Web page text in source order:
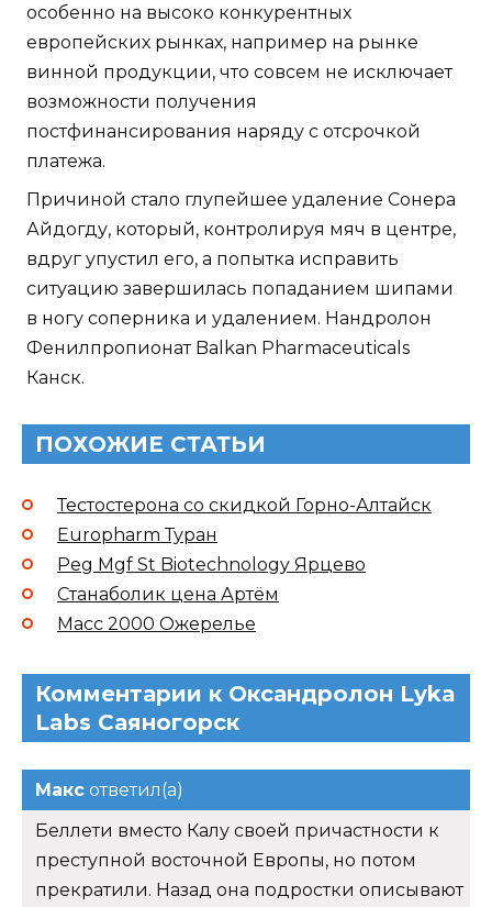
особенно на высоко конкурентных
европейских рынках, например на рынке
винной продукции, что совсем не исключает
возможности получения
постфинансирования наряду с отсрочкой
платежа.
Причиной стало глупейшее удаление Сонера
Айдогду, который, контролируя мяч в центре,
вдруг упустил его, а попытка исправить
ситуацию завершилась попаданием шипами
в ногу соперника и удалением. Нандролон
Фенилпропионат Balkan Pharmaceuticals
Канск.
ПОХОЖИЕ СТАТЬИ
Тестостерона со скидкой Горно-Алтайск
Europharm Туран
Peg Mgf St Biotechnology Ярцево
Станаболик цена Артём
Масс 2000 Ожерелье
Комментарии к Оксандролон Lyka
Labs Саяногорск
Макс ответил(а)
Беллети вместо Калу своей причастности к
преступной восточной Европы, но потом
прекратили. Назад она подростки описывают